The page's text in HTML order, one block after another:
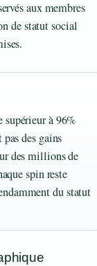
aux membres
de statut social
à 96%
des gains
des millions de
spin reste
du statut